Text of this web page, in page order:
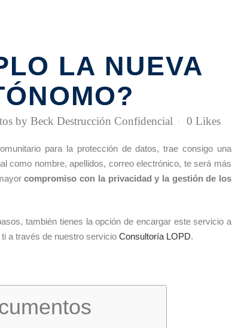
LA NUEVA
by Beck Destrucción Confidencial 0 Likes
para la protección de datos, trae consigo una
como nombre, apellidos, correo electrónico, te será más
compromiso con la privacidad y la gestión de los
también tienes la opción de encargar este servicio a
a través de nuestro servicio Consultoría LOPD.